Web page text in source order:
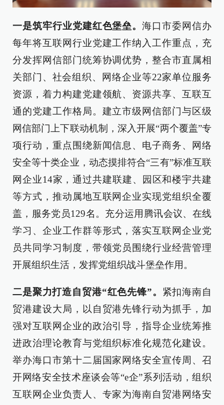
一是筑牢行业党建红色堡垒。海口市委网信办
每年将互联网行业党建工作纳入工作重点，充
分发挥网信部门统筹协调优势，整合市直属相
关部门、社会组织、网络企业等22家单位服务
资源，着力构建党建领航、资源共享、互联互
通的党建工作格局。建立市级网信部门与区级
网信部门上下联动机制，深入开展“两个覆盖”专
项行动，重点围绕新闻信息、电子商务、网络
安全等十类企业，动态摸排符合“三有”标准互联
网企业14家，通过共建联建、园区和楼宇共建
等方式，推动属地互联网企业实现党组织全覆
盖，服务党员129名。充分运用腾讯会议、在线
学习、企业工作群等形式，落实互联网企业党
员共同学习制度，带领党员围绕行业经营管理
开展组织生活，发挥党组织战斗堡垒作用。
二是聚力打造自贸港“红色先锋”。
紧扣海南自
贸港建设大局，以自贸港先锋行动为抓手，加
强对互联网企业的政治引导，指导企业统筹推
进政治理论教育与党组织标准化规范化建设。
举办海口市第十二届国家网络安全宣传周、召
开网络安全技术座谈会等“e企”系列活动，组织
互联网企业负责人、专家为海南自贸港网络安